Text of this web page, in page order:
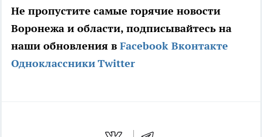
Не пропустите самые горячие новости
Воронежа и области, подписывайтесь на
наши обновления в Facebook Вконтакте
ОдноклассникиTwitter